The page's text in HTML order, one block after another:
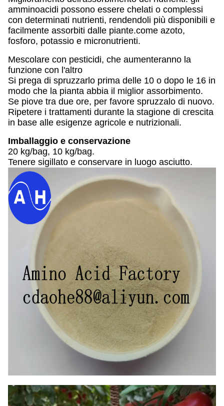
amminoacidi possono essere chelati o complessi
con determinati nutrienti, rendendoli più disponibili e
facilmente assorbiti dalle piante.come azoto,
fosforo, potassio e micronutrienti.
Mescolare con pesticidi, che aumenteranno la
funzione con l'altro
Si prega di spruzzarlo prima delle 10 o dopo le 16 in
modo che la pianta abbia il miglior assorbimento.
Se piove tra due ore, per favore spruzzalo di nuovo.
Ripetere i trattamenti durante la stagione di crescita
in base alle esigenze agricole e nutrizionali.
Imballaggio e conservazione
20 kg/bag, 10 kg/bag.
Tenere sigillato e conservare in luogo asciutto.